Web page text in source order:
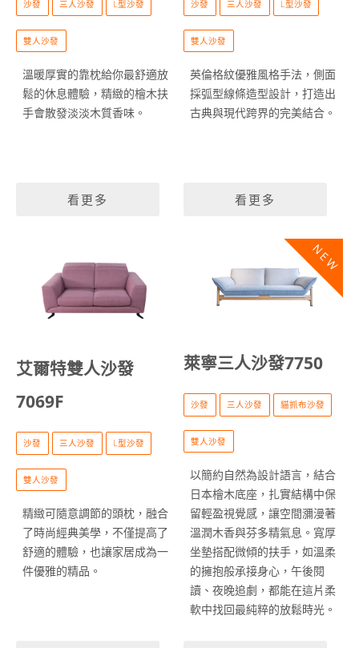
沙發 三人沙發 L型沙發
雙人沙發
溫暖厚實的靠枕給你最舒適放
鬆的休息體驗，精緻的檜木扶
手會散發淡淡木質香味。
看更多
沙發 三人沙發 L型沙發
雙人沙發
英倫格紋優雅風格手法，側面
採弧型線條造型設計，打造出
古典與現代跨界的完美結合。
看更多
艾爾特雙人沙發
7069F
沙發 三人沙發 L型沙發
雙人沙發
精緻可隨意調節的頭枕，融合
了時尚經典美學，不僅提高了
舒適的體驗，也讓家居成為一
件優雅的精品。
NEW
萊寧三人沙發7750
沙發 三人沙發 貓抓布沙發
雙人沙發
以簡約自然為設計語言，結合
日本檜木底座，扎實結構中保
留輕盈視覺感，讓空間瀰漫著
溫潤木香與芬多精氣息。寬厚
坐墊搭配微傾的扶手，如溫柔
的擁抱般承接身心，午後閱
讀、夜晚追劇，都能在這片柔
軟中找回最純粹的放鬆時光。